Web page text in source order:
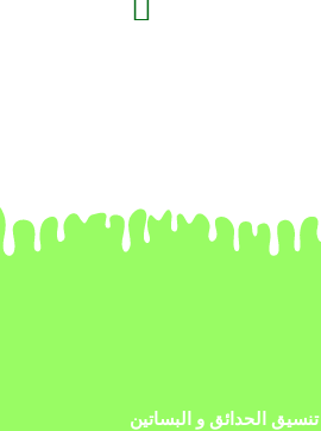
الحدائق و البساتين